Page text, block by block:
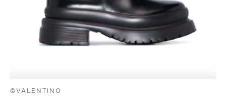
©VALENTINO